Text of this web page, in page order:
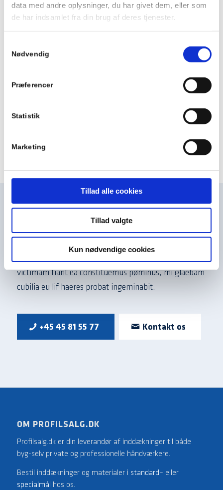
data med andre oplysninger, du har givet dem, eller som
de har indsamlet fra din brug af deres tjenester.
Nødvendig
Præferencer
Statistik
Marketing
Tillad alle cookies
Tillad valgte
Kun nødvendige cookies
Lorem ipsum dolor
Lorem ipsum dolor
Entreprisesum
Vi er altid til rådighed – kontakt os
victimam fiant ea constituemus pøminus, mi glaebam
cubilia eu lif haeres probat ingeminabit.
+45 45 81 55 77 Kontakt os
OM PROFILSALG.DK
Profilsalg.dk er din leverandør af inddækninger til både
byg-selv private og professionelle håndværkere.
Bestil inddækninger og materialer i standard– eller
specialmål
hos os.